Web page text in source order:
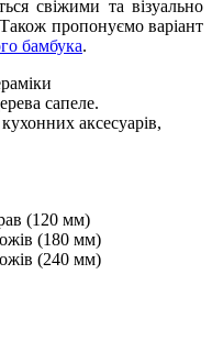
свіжими та візуально
пропонуємо варіант
бамбука.
сапеле.
аксесуарів,
(120 мм)
(180 мм)
(240 мм)